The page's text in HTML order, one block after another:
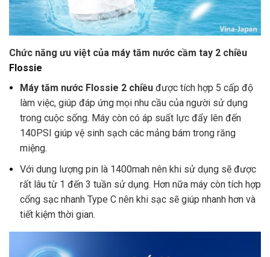
Chức năng ưu việt của máy tăm nước cầm tay 2 chiều
Flossie
Máy tăm nước Flossie 2 chiều được tích hợp 5 cấp độ
làm việc, giúp đáp ứng mọi nhu cầu của người sử dụng
trong cuộc sống. Máy còn có áp suất lực đẩy lên đến
140PSI giúp vệ sinh sạch các mảng bám trong răng
miệng.
Với dung lượng pin là 1400mah nên khi sử dụng sẽ được
rất lâu từ 1 đến 3 tuần sử dụng. Hơn nữa máy còn tích hợp
cổng sạc nhanh Type C nên khi sạc sẽ giúp nhanh hơn và
tiết kiệm thời gian.